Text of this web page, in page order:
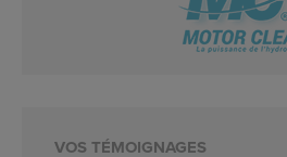
VOS TÉMOIGNAGES